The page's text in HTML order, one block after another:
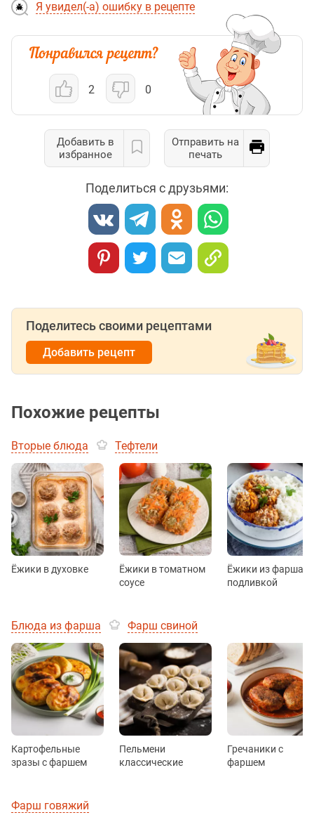
Я увидел(-а) ошибку в рецепте
2 0
Добавить в
избранное
Отправить на
печать
Поделиться с друзьями:
Поделитесь своими рецептами
Добавить рецепт
Похожие рецепты
Вторые блюда Тефтели
Ёжики в духовке
Ёжики в томатном
соусе
Ёжики из фарша с
подливкой
Блюда из фарша Фарш свиной
Картофельные
зразы с фаршем
Пельмени
классические
Гречаники с
фаршем
Фарш говяжий